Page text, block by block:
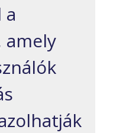
a
amely